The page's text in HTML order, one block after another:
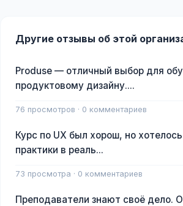
Другие отзывы об этой
Produse — отличный выбор для
продуктовому дизайну....
76 просмотров · 0 комментариев
Курс по UX был хорош, но
практики в реаль...
73 просмотра · 0 комментариев
Преподаватели знают своё дело.